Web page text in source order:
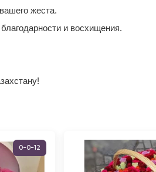
жеста.
и восхищения.
0-0-12